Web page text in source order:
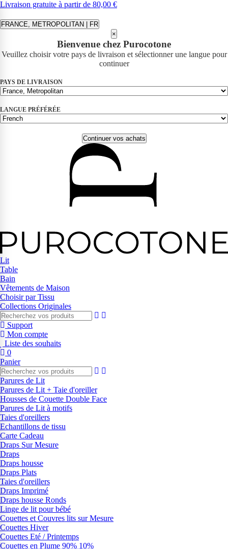
Livraison gratuite à partir de 80,00 €
FRANCE, METROPOLITAN | FR
×
Bienvenue chez Purocotone
Veuillez choisir votre pays de livraison et sélectionner une langue pour
continuer
PAYS DE LIVRAISON
LANGUE PRÉFÉRÉE
Continuer vos achats
Lit
Table
Bain
Vêtements de Maison
Choisir par Tissu
Collections Originales
Support
Mon compte
Liste des souhaits
0
Panier
Parures de Lit
Parures de Lit + Taie d'oreiller
Housses de Couette Double Face
Parures de Lit à motifs
Taies d'oreillers
Echantillons de tissu
Carte Cadeau
Draps Sur Mesure
Draps
Draps housse
Draps Plats
Taies d'oreillers
Draps Imprimé
Draps housse Ronds
Linge de lit pour bébé
Couettes et Couvres lits sur Mesure
Couettes Hiver
Couettes Eté / Printemps
Couettes en Plume 90% 10%